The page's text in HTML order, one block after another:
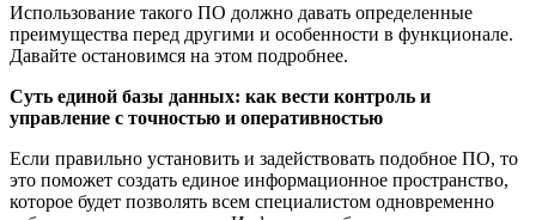
Использование такого ПО должно давать определенные
преимущества перед другими и особенности в функционале.
Давайте остановимся на этом подробнее.
Суть единой базы данных: как вести контроль и
управление с точностью и оперативностью
Если правильно установить и задействовать подобное ПО, то
это поможет создать единое информационное пространство,
которое будет позволять всем специалистом одновременно